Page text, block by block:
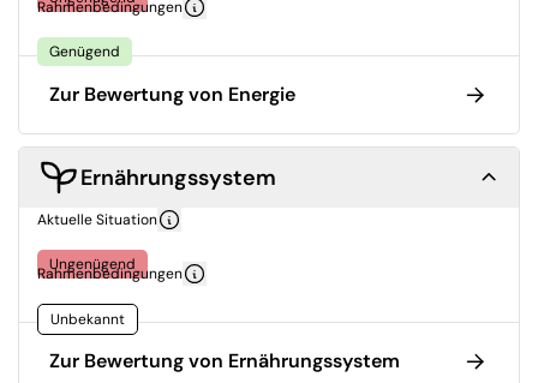
Rahmenbedingungen
Genügend
Zur Bewertung von Energie
Ernährungssystem
Aktuelle Situation
Ungenügend
Rahmenbedingungen
Unbekannt
Zur Bewertung von Ernährungssystem